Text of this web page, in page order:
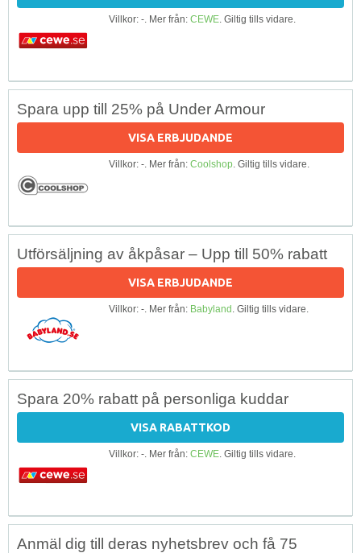
Villkor: -. Mer från: CEWE. Giltig tills vidare.
Spara upp till 25% på Under Armour
VISA ERBJUDANDE
Villkor: -. Mer från: Coolshop. Giltig tills vidare.
Utförsäljning av åkpåsar – Upp till 50% rabatt
VISA ERBJUDANDE
Villkor: -. Mer från: Babyland. Giltig tills vidare.
Spara 20% rabatt på personliga kuddar
VISA RABATTKOD
Villkor: -. Mer från: CEWE. Giltig tills vidare.
Anmäl dig till deras nyhetsbrev och få 75